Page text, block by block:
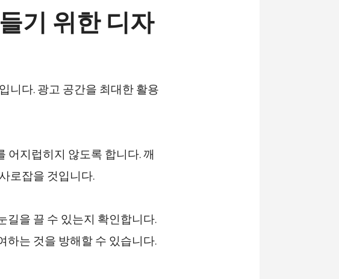
기 위한 디자
니다. 광고 공간을 최대한 활용
어지럽히지 않도록 합니다. 깨
로잡을 것입니다.
길을 끌 수 있는지 확인합니다.
는 것을 방해할 수 있습니다.